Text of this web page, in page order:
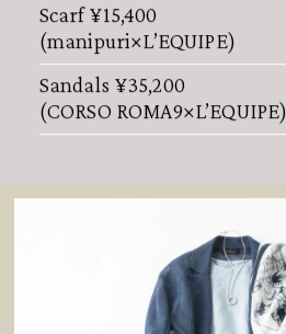
Scarf ¥15,400
(manipuri×L’EQUIPE)
Sandals ¥35,200
(CORSO ROMA9×L’EQUIPE)